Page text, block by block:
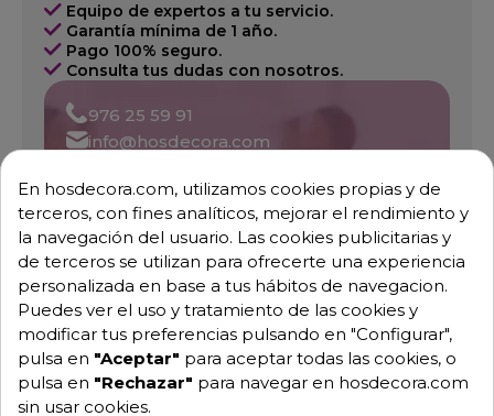
Equipo de expertos a tu servicio.
Garantía mínima de 1 año.
Pago 100% seguro.
Consulta tus dudas con nosotros.
976 25 59 91
info@hosdecora.com
Pide tu presupuesto
En hosdecora.com, utilizamos cookies propias y de
terceros, con fines analíticos, mejorar el rendimiento y
la navegación del usuario. Las cookies publicitarias y
de terceros se utilizan para ofrecerte una experiencia
personalizada en base a tus hábitos de navegacion.
Puedes ver el uso y tratamiento de las cookies y
modificar tus preferencias pulsando en "Configurar",
pulsa en "Aceptar" para aceptar todas las cookies, o
pulsa en "Rechazar" para navegar en hosdecora.com
sin usar cookies.